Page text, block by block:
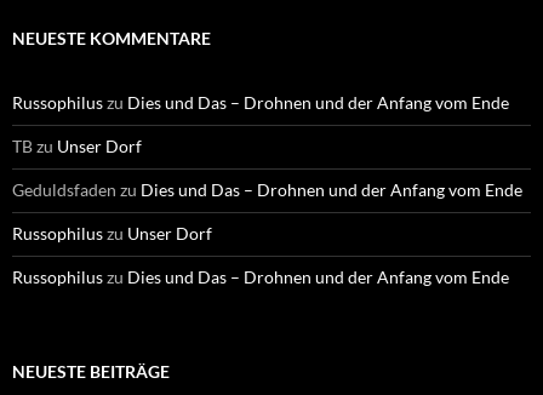
e
a
c
h
:
NEUESTE KOMMENTARE
Russophiluszu Dies und Das – Drohnen und der Anfang vom Ende
TBzu Unser Dorf
Geduldsfaden zu Dies und Das – Drohnen und der Anfang vom Ende
Russophiluszu Unser Dorf
Russophiluszu Dies und Das – Drohnen und der Anfang vom Ende
NEUESTE BEITRÄGE